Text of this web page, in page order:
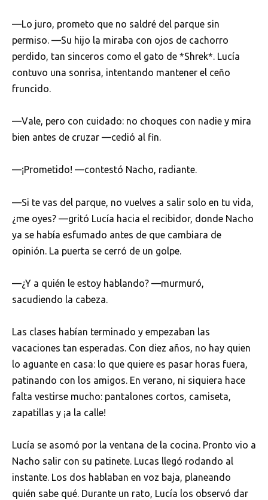
—Lo juro, prometo que no saldré del parque sin
permiso. —Su hijo la miraba con ojos de cachorro
perdido, tan sinceros como el gato de *Shrek*. Lucía
contuvo una sonrisa, intentando mantener el ceño
fruncido.
—Vale, pero con cuidado: no choques con nadie y mira
bien antes de cruzar —cedió al fin.
—¡Prometido! —contestó Nacho, radiante.
—Si te vas del parque, no vuelves a salir solo en tu vida,
¿me oyes? —gritó Lucía hacia el recibidor, donde Nacho
ya se había esfumado antes de que cambiara de
opinión. La puerta se cerró de un golpe.
—¿Y a quién le estoy hablando? —murmuró,
sacudiendo la cabeza.
Las clases habían terminado y empezaban las
vacaciones tan esperadas. Con diez años, no hay quien
lo aguante en casa: lo que quiere es pasar horas fuera,
patinando con los amigos. En verano, ni siquiera hace
falta vestirse mucho: pantalones cortos, camiseta,
zapatillas y ¡a la calle!
Lucía se asomó por la ventana de la cocina. Pronto vio a
Nacho salir con su patinete. Lucas llegó rodando al
instante. Los dos hablaban en voz baja, planeando
quién sabe qué. Durante un rato, Lucía los observó dar